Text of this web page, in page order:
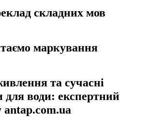
складних мов
маркування
та сучасні
для води: експертний
antap.com.ua